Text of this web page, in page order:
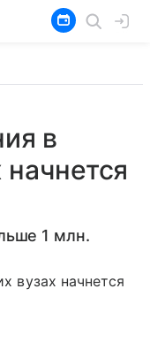
в
1 млн.
вузах начнется